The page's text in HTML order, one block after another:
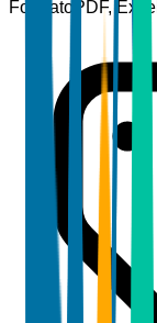
Formato PDF, Excel